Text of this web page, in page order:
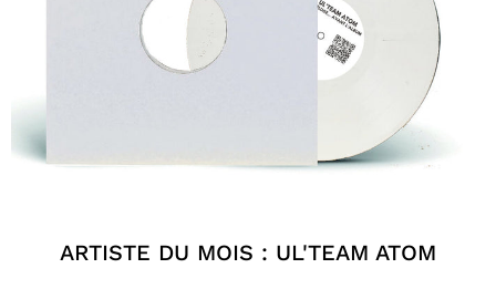
ARTISTE DU MOIS : UL'TEAM ATOM